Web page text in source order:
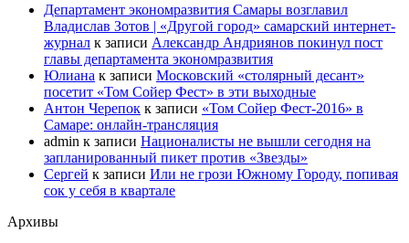
Департамент экономразвития Самары возглавил
Владислав Зотов | «Другой город» самарский интернет-
журнал к записи Александр Андриянов покинул пост
главы департамента экономразвития
Юлиана к записи Московский «столярный десант»
посетит «Том Сойер Фест» в эти выходные
Антон Черепок к записи «Том Сойер Фест-2016» в
Самаре: онлайн-трансляция
admin к записи Националисты не вышли сегодня на
запланированный пикет против «Звезды»
Сергей к записи Или не грози Южному Городу, попивая
сок у себя в квартале
Архивы